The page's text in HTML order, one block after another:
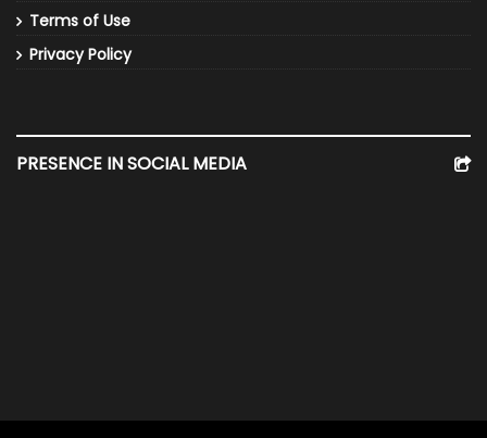
Terms of Use
Privacy Policy
PRESENCE IN SOCIAL MEDIA